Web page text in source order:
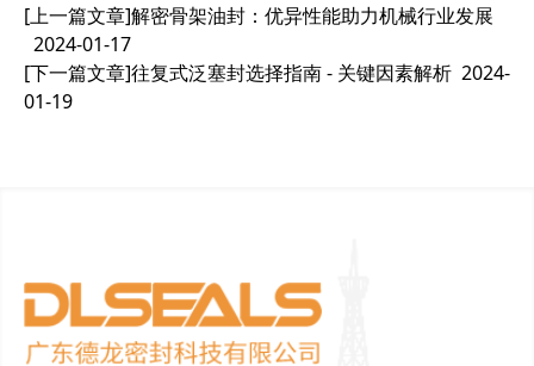
[上一篇文章]解密骨架油封：优异性能助力机械行业发展
2024-01-17
[下一篇文章]往复式泛塞封选择指南 - 关键因素解析 2024-
01-19